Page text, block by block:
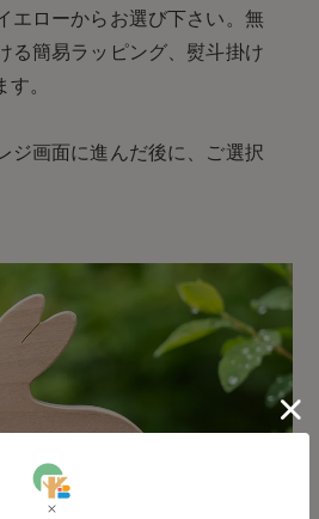
エローからお選び下さい。無
る簡易ラッピング、熨斗掛け
。
ジ画面に進んだ後に、ご選択